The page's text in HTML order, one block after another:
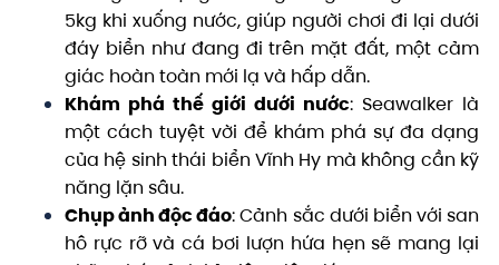
5kg khi xuống nước, giúp người chơi đi lại dưới
đáy biển như đang đi trên mặt đất, một cảm
giác hoàn toàn mới lạ và hấp dẫn.
Khám phá thế giới dưới nước: Seawalker là
một cách tuyệt vời để khám phá sự đa dạng
của hệ sinh thái biển Vĩnh Hy mà không cần kỹ
năng lặn sâu.
Chụp ảnh độc đáo: Cảnh sắc dưới biển với san
hô rực rỡ và cá bơi lượn hứa hẹn sẽ mang lại